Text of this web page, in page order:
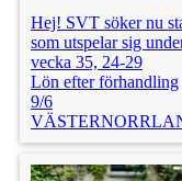
Hej! SVT söker nu
som utspelar sig
vecka 35, 24-29
Lön efter förhandling
9/6